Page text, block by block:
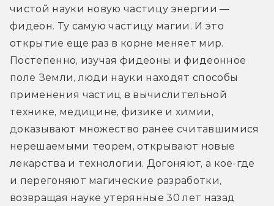
чистой науки новую частицу энергии —
фидеон. Ту самую частицу магии. И это
открытие еще раз в корне меняет мир.
Постепенно, изучая фидеоны и фидеонное
поле Земли, люди науки находят способы
применения частиц в вычислительной
технике, медицине, физике и химии,
доказывают множество ранее считавшимися
нерешаемыми теорем, открывают новые
лекарства и технологии. Догоняют, а кое-где
и перегоняют магические разработки,
возвращая науке утерянные 30 лет назад